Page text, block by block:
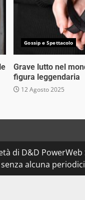
Gossip e Spettacolo
Grave lutto nel
figura leggendaria
12 Agosto 2025
di D&D PowerWeb
alcuna